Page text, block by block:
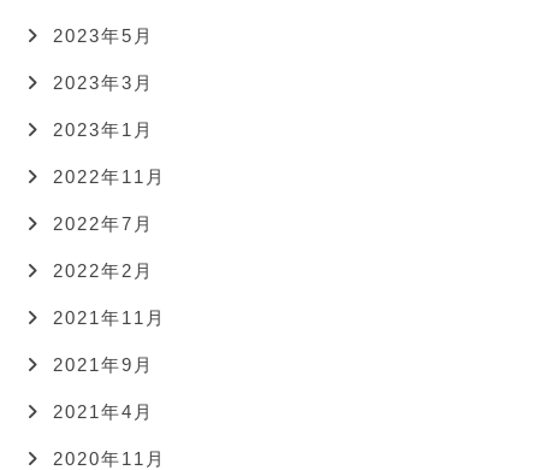
2023年5月
2023年3月
2023年1月
2022年11月
2022年7月
2022年2月
2021年11月
2021年9月
2021年4月
2020年11月